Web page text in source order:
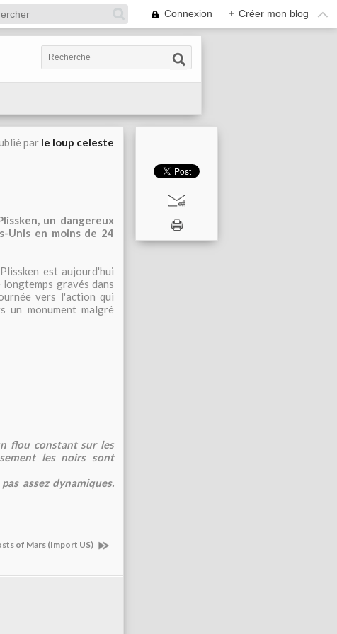
Connexion + Créer mon blog
par le loup celeste
un dangereux
Unis en moins de 24
est aujourd'hui
gravés dans
vers l'action qui
un monument malgré
flou constant sur les
les noirs sont
assez dynamiques.
of Mars (Import US)